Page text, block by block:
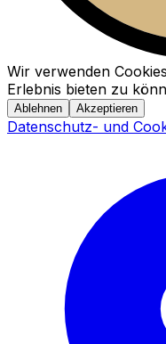
Wir verwenden
Erlebnis bieten zu
Ablehnen Akzeptieren
Datenschutz- und